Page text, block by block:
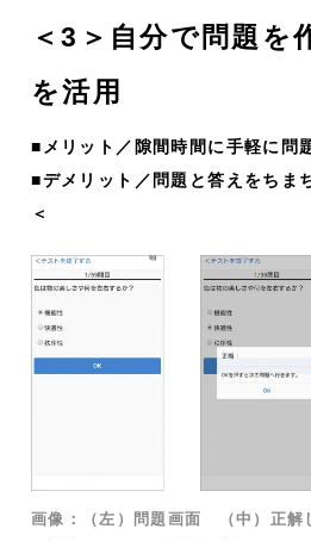
＜3＞自分で問題を
を活用
■メリット／隙間時間に手軽に問
■デメリット／問題と答えをちま
＜
画像：（左）問題画面 （中）正